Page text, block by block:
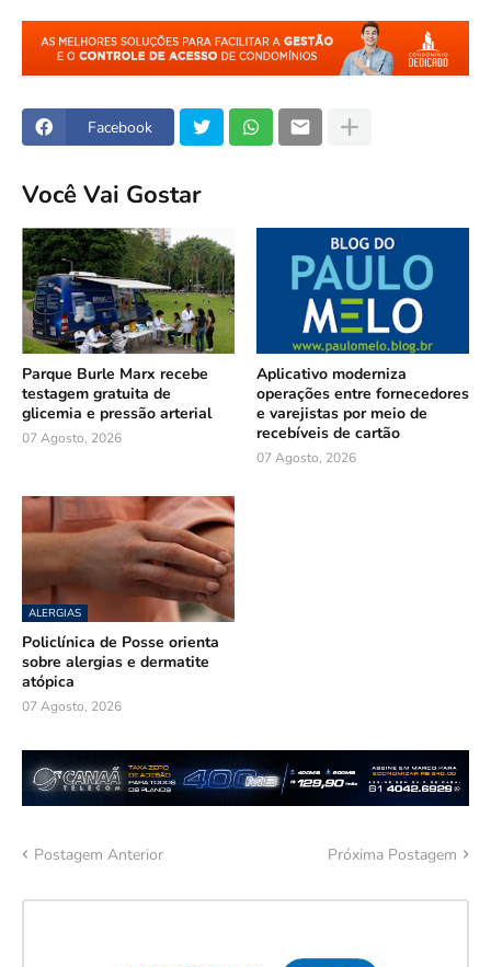
Facebook
Você Vai Gostar
Parque Burle Marx recebe
testagem gratuita de
glicemia e pressão arterial
07 Agosto, 2026
Aplicativo moderniza
operações entre fornecedores
e varejistas por meio de
recebíveis de cartão
07 Agosto, 2026
ALERGIAS
Policlínica de Posse orienta
sobre alergias e dermatite
atópica
07 Agosto, 2026
Postagem Anterior Próxima Postagem